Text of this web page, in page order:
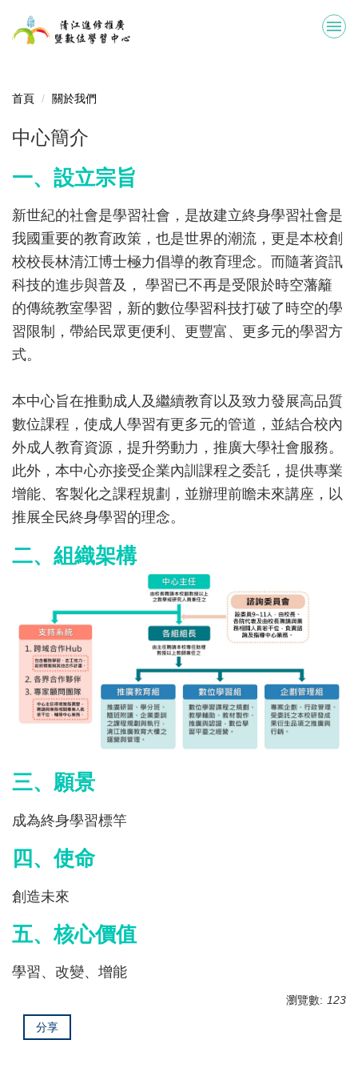
到
容
首頁 關於我們
中心簡介
一、設立宗旨
新世紀的社會是學習社會，是故建立終身學習社會是
我國重要的教育政策，也是世界的潮流，更是本校創
校校長林清江博士極力倡導的教育理念。而隨著資訊
科技的進步與普及， 學習已不再是受限於時空藩籬
的傳統教室學習，新的數位學習科技打破了時空的學
習限制，帶給民眾更便利、更豐富、更多元的學習方
式。
本中心旨在推動成人及繼續教育以及致力發展高品質
數位課程，使成人學習有更多元的管道，並結合校內
外成人教育資源，提升勞動力，推廣大學社會服務。
此外，本中心亦接受企業內訓課程之委託，提供專業
增能、客製化之課程規劃，並辦理前瞻未來講座，以
推展全民終身學習的理念。
二、組織架構
三、願景
成為終身學習標竿
四、使命
創造未來
五、核心價值
學習、改變、增能
瀏覽數: 123
分享